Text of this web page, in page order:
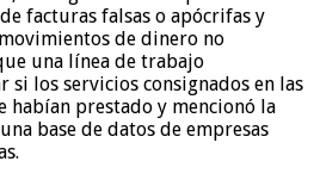
facturas falsas o apócrifas y
de dinero no
una línea de trabajo
los servicios consignados en las
habían prestado y mencionó la
base de datos de empresas